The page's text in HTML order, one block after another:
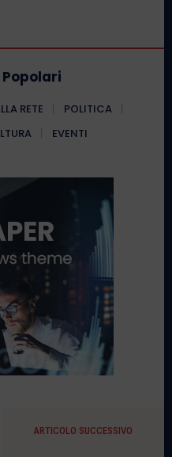
RETE
POLITICA
EVENTI
ARTICOLO SUCCESSIVO